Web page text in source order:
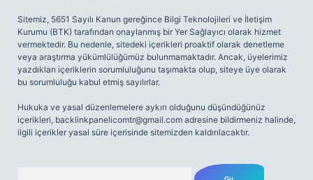
Sitemiz, 5651 Sayılı Kanun gereğince Bilgi Teknolojileri ve İletişim
Kurumu (BTK) tarafından onaylanmış bir Yer Sağlayıcı olarak hizmet
vermektedir. Bu nedenle, sitedeki içerikleri proaktif olarak denetleme
veya araştırma yükümlülüğümüz bulunmamaktadır. Ancak, üyelerimiz
yazdıkları içeriklerin sorumluluğunu taşımakta olup, siteye üye olarak
bu sorumluluğu kabul etmiş sayılırlar.
Hukuka ve yasal düzenlemelere aykırı olduğunu düşündüğünüz
içerikleri, backlinkpanelicomtr@gmail.com adresine bildirmeniz halinde,
ilgili içerikler yasal süre içerisinde sitemizden kaldırılacaktır.